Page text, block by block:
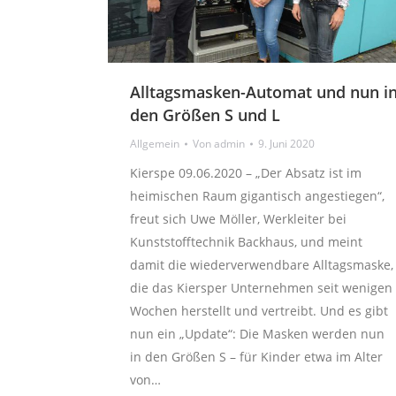
Alltagsmasken-Automat und nun
den Größen S und L
Allgemein Vonadmin 9. Juni 2020
Kierspe 09.06.2020 – „Der Absatz ist im
heimischen Raum gigantisch angestiegen“,
freut sich Uwe Möller, Werkleiter bei
Kunststofftechnik Backhaus, und meint
damit die wiederverwendbare Alltagsmaske,
die das Kiersper Unternehmen seit wenigen
Wochen herstellt und vertreibt. Und es gibt
nun ein „Update“: Die Masken werden nun
in den Größen S – für Kinder etwa im Alter
von…